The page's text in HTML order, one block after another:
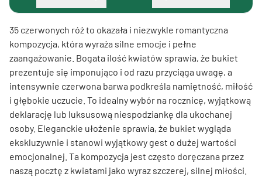
35 czerwonych róż to okazała i niezwykle romantyczna
kompozycja, która wyraża silne emocje i pełne
zaangażowanie. Bogata ilość kwiatów sprawia, że bukiet
prezentuje się imponująco i od razu przyciąga uwagę, a
intensywnie czerwona barwa podkreśla namiętność, miłość
i głębokie uczucie. To idealny wybór na rocznicę, wyjątkową
deklarację lub luksusową niespodziankę dla ukochanej
osoby. Eleganckie ułożenie sprawia, że bukiet wygląda
ekskluzywnie i stanowi wyjątkowy gest o dużej wartości
emocjonalnej. Ta kompozycja jest często doręczana przez
naszą pocztę z kwiatami jako wyraz szczerej, silnej miłości.